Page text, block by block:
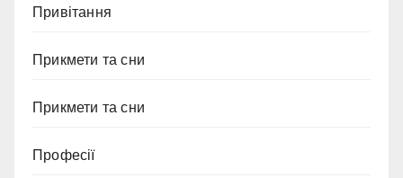
Привітання
Прикмети та сни
Прикмети та сни
Професії